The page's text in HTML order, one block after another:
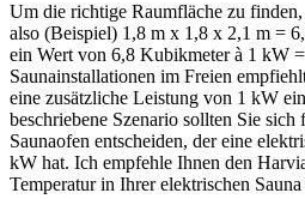
Um die richtige Raumfläche zu
also (Beispiel) 1,8 m x 1,8 x 2,1 m =
ein Wert von 6,8 Kubikmeter à 1 kW
Saunainstallationen im Freien
eine zusätzliche Leistung von 1 kW
beschriebene Szenario sollten Sie sich
Saunaofen entscheiden, der eine
kW hat. Ich empfehle Ihnen den
Temperatur in Ihrer elektrischen